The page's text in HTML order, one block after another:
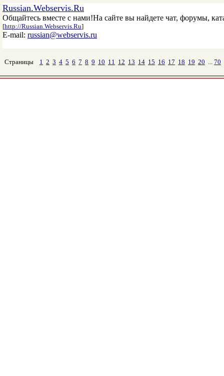
Russian.Webservis.Ru
Общайтесь вместе с нами!На сайте вы найдете чат, форумы,
[http://Russian.Webservis.Ru]
E-mail: russian@webservis.ru
Страницы 1 2 3 4 5 6 7 8 9 10 11 12 13 14 15 16 17 18 19 20 ... 70